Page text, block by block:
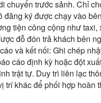
chuyển trước sảnh. Chỉ
đăng ký được chạy vào
tiện công cộng như taxi,
đỗ đón trả khách bên
và kết nối: Ghi chép
cáo định kỳ hoặc đột
trật tự. Duy trì liên lạc
trí khác để phối hợp hoàn